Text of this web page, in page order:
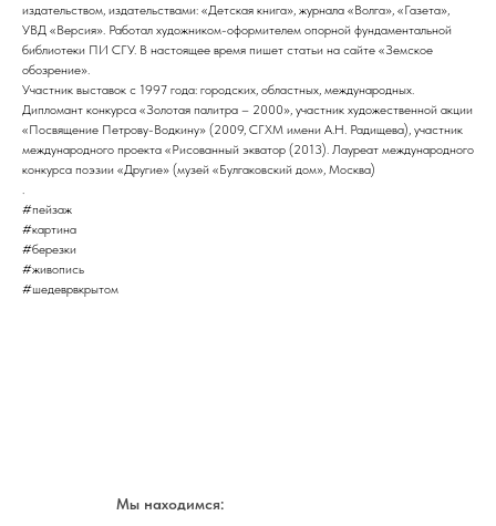
издательством, издательствами: «Детская книга», журнала «Волга», «Газета»,
УВД «Версия». Работал художником-оформителем опорной фундаментальной
библиотеки ПИ СГУ. В настоящее время пишет статьи на сайте «Земское
обозрение».
Участник выставок с 1997 года: городских, областных, международных.
Дипломант конкурса «Золотая палитра – 2000», участник художественной акции
«Посвящение Петрову-Водкину» (2009, СГХМ имени А.Н. Радищева), участник
международного проекта «Рисованный экватор (2013). Лауреат международного
конкурса поэзии «Другие» (музей «Булгаковский дом», Москва)
.
#пейзаж
#картина
#березки
#живопись
#шедеврвкрытом
Мы находимся: